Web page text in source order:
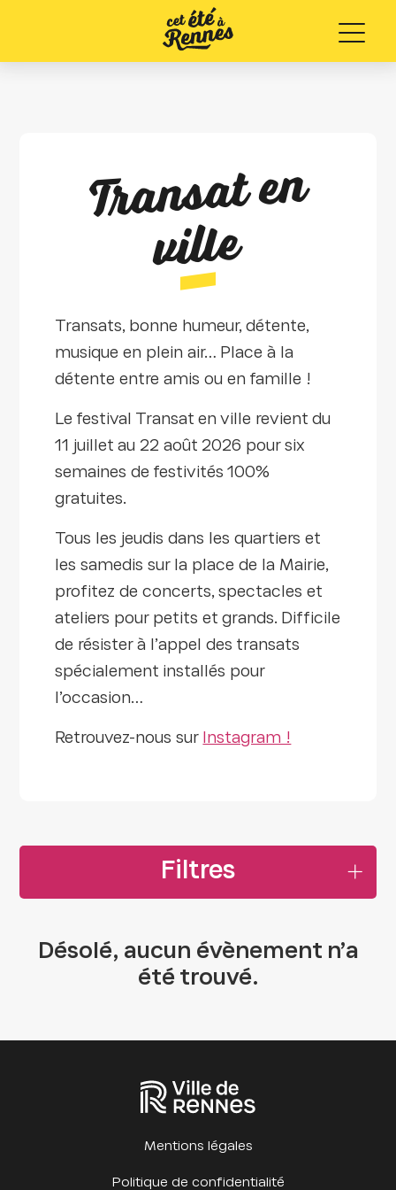
Menu
Tr
a
ns
at e
n
ville
Transats, bonne humeur, détente,
musique en plein air… Place à la
détente entre amis ou en famille !
Le festival Transat en ville revient du
11 juillet au 22 août 2026 pour six
semaines de festivités 100%
gratuites.
Tous les jeudis dans les quartiers et
les samedis sur la place de la Mairie,
profitez de concerts, spectacles et
ateliers pour petits et grands. Difficile
de résister à l’appel des transats
spécialement installés pour
l’occasion…
Retrouvez-nous sur Instagram !
Filtres
Désolé, aucun évènement n’a
été trouvé.
Mentions légales
Politique de confidentialité